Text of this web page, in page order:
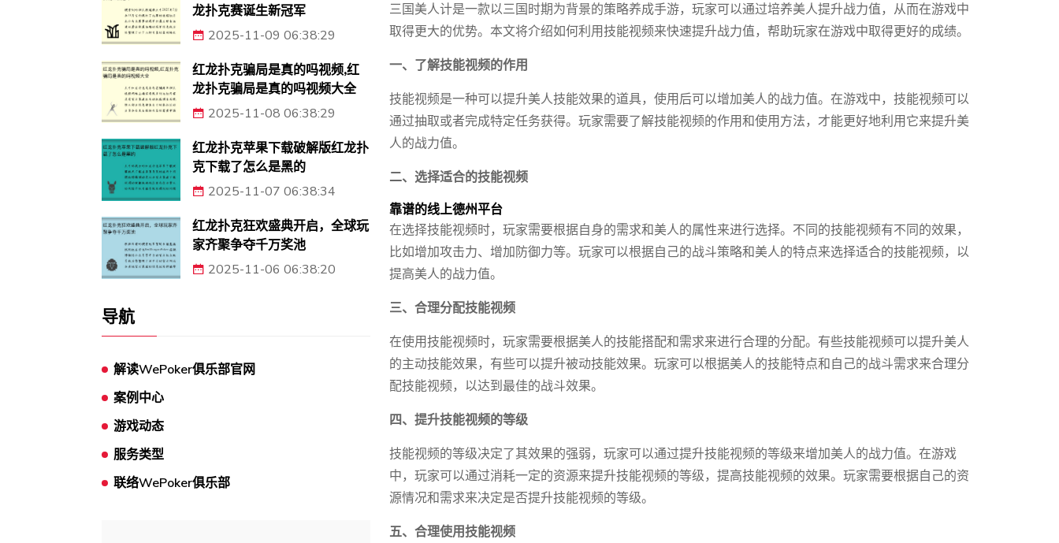
龙扑克赛诞生新冠军
2025-11-09 06:38:29
红龙扑克骗局是真的吗视频,红
龙扑克骗局是真的吗视频大全
2025-11-08 06:38:29
红龙扑克苹果下载破解版红龙扑
克下载了怎么是黑的
2025-11-07 06:38:34
红龙扑克狂欢盛典开启，全球玩
家齐聚争夺千万奖池
2025-11-06 06:38:20
导航
解读WePoker俱乐部官网
案例中心
游戏动态
服务类型
联络WePoker俱乐部
三国美人计是一款以三国时期为背景的策略养成手游，玩家可以通过培养美人提升战力值，从而在游戏中
取得更大的优势。本文将介绍如何利用技能视频来快速提升战力值，帮助玩家在游戏中取得更好的成绩。
一、了解技能视频的作用
技能视频是一种可以提升美人技能效果的道具，使用后可以增加美人的战力值。在游戏中，技能视频可以
通过抽取或者完成特定任务获得。玩家需要了解技能视频的作用和使用方法，才能更好地利用它来提升美
人的战力值。
二、选择适合的技能视频
靠谱的线上德州平台
在选择技能视频时，玩家需要根据自身的需求和美人的属性来进行选择。不同的技能视频有不同的效果，
比如增加攻击力、增加防御力等。玩家可以根据自己的战斗策略和美人的特点来选择适合的技能视频，以
提高美人的战力值。
三、合理分配技能视频
在使用技能视频时，玩家需要根据美人的技能搭配和需求来进行合理的分配。有些技能视频可以提升美人
的主动技能效果，有些可以提升被动技能效果。玩家可以根据美人的技能特点和自己的战斗需求来合理分
配技能视频，以达到最佳的战斗效果。
四、提升技能视频的等级
技能视频的等级决定了其效果的强弱，玩家可以通过提升技能视频的等级来增加美人的战力值。在游戏
中，玩家可以通过消耗一定的资源来提升技能视频的等级，提高技能视频的效果。玩家需要根据自己的资
源情况和需求来决定是否提升技能视频的等级。
五、合理使用技能视频